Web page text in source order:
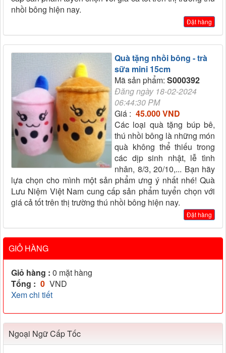
nhồi bông hiện nay.
Đặt hàng
Quà tặng nhồi bông - trà
sữa mini 15cm
Mã sản phẩm: S000392
Đăng ngày 18-02-2024
06:44:30 PM
Giá : 45.000 VND
Các loại quà tặng búp bê,
thú nhồi bông là những món
quà không thể thiếu trong
các dịp sinh nhật, lễ tình
nhân, 8/3, 20/10,... Bạn hãy
lựa chọn cho mình một sản phẩm ưng ý nhất nhé! Quà
Lưu Niệm Việt Nam cung cấp sản phẩm tuyển chọn với
giá cả tốt trên thị trường thú nhồi bông hiện nay.
Đặt hàng
GIỎ HÀNG
Giỏ hàng : 0 mặt hàng
Tổng : 0 VND
Xem chi tiết
Ngoại Ngữ Cấp Tốc